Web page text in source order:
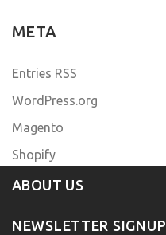
META
Entries RSS
WordPress.org
Magento
Shopify
ABOUT US
NEWSLETTER SIGNUP